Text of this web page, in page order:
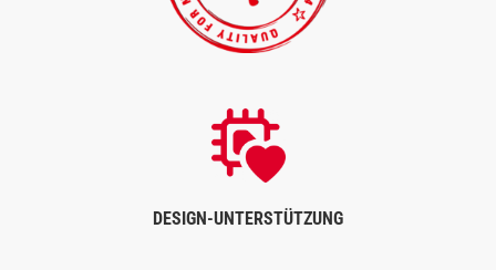
DESIGN-UNTERSTÜTZUNG